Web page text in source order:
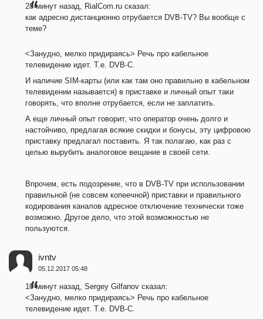
28 минут назад, RialCom.ru сказал:
как адресно дистанционно отрубaется DVB-TV? Вы вообще с
теме?
<Занудно, мелко придираясь> Речь про кабельное
телевидение идет. Т.е. DVB-C.
И наличие SIM-карты (или как там оно правильно в кабельном
телевидении называется) в приставке и личный опыт таки
говорять, что вполне отрубается, если не заплатить.
А еще личный опыт говорит, что оператор очень долго и
настойчиво, предлагая всякие скидки и бонусы, эту цифровою
приставку предлагал поставить. Я так полагаю, как раз с
целью вырубить аналоговое вещание в своей сети.
Впрочем, есть подозрение, что в DVB-TV при использовании
правильной (не совсем копеечной) приставки и правильного
кодирования каналов адресное отключение технически тоже
возможно. Другое дело, что этой возможностью не
пользуются.
ivntv
05.12.2017 05:48
10 минут назад, Sergey Gilfanov сказал:
<Занудно, мелко придираясь> Речь про кабельное
телевидение идет. Т.е. DVB-C.